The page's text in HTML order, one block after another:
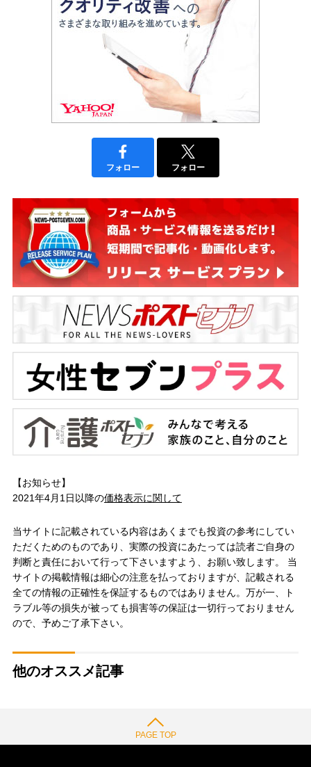
フォロー フォロー
【お知らせ】
2021年4月1日以降の価格表示に関して
当サイトに記載されている内容はあくまでも投資の参考にしてい
ただくためのものであり、実際の投資にあたっては読者ご自身の
判断と責任において行って下さいますよう、お願い致します。 当
サイトの掲載情報は細心の注意を払っておりますが、記載される
全ての情報の正確性を保証するものではありません。万が一、ト
ラブル等の損失が被っても損害等の保証は一切行っておりません
ので、予めご了承下さい。
他のオススメ記事
PAGE TOP